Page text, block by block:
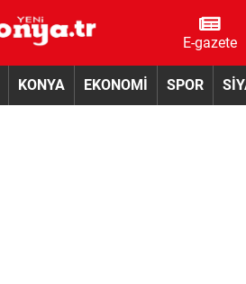
E-gazete
KONYA EKONOMİ SPOR